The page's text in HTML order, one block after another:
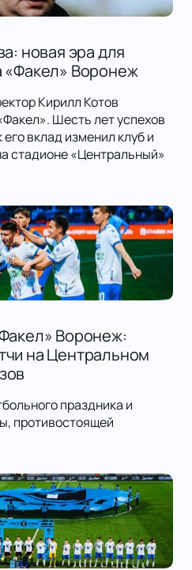
новая эра для
«Факел» Воронеж
Кирилл Котов
Шесть лет успехов
вклад изменил клуб и
стадионе «Центральный»
Воронеж:
на Центральном
праздника и
противостоящей